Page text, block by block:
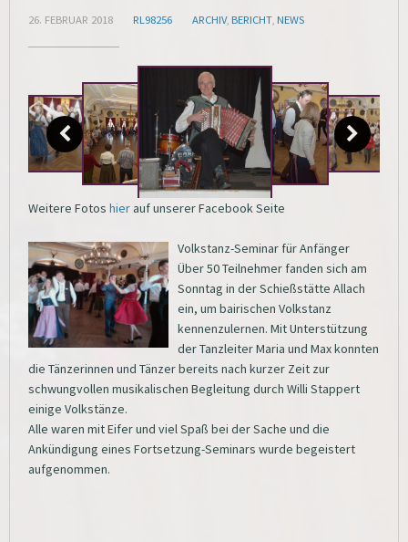
26. FEBRUAR 2018 RL98256 ARCHIV, BERICHT, NEWS
Weitere Fotos hier auf unserer Facebook Seite
Volkstanz-Seminar für Anfänger
Über 50 Teilnehmer fanden sich am
Sonntag in der Schießstätte Allach
ein, um bairischen Volkstanz
kennenzulernen. Mit Unterstützung
der Tanzleiter Maria und Max konnten
die Tänzerinnen und Tänzer bereits nach kurzer Zeit zur
schwungvollen musikalischen Begleitung durch Willi Stappert
einige Volkstänze.
Alle waren mit Eifer und viel Spaß bei der Sache und die
Ankündigung eines Fortsetzung-Seminars wurde begeistert
aufgenommen.